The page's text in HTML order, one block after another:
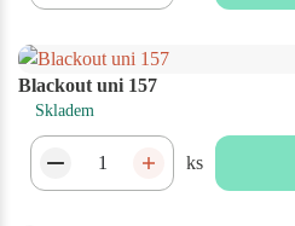
Blackout uni 157
Skladem
ks